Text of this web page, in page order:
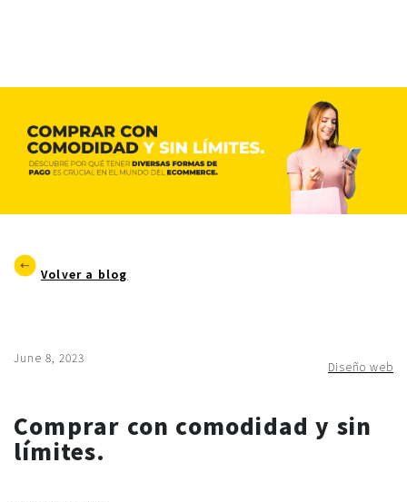
Volver a blog
June 8, 2023
Diseño web
Comprar con comodidad y sin
límites.